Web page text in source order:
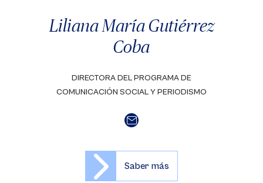
Liliana María Gutiérrez
Coba
DIRECTORA DEL PROGRAMA DE
COMUNICACIÓN SOCIAL Y PERIODISMO
Saber más